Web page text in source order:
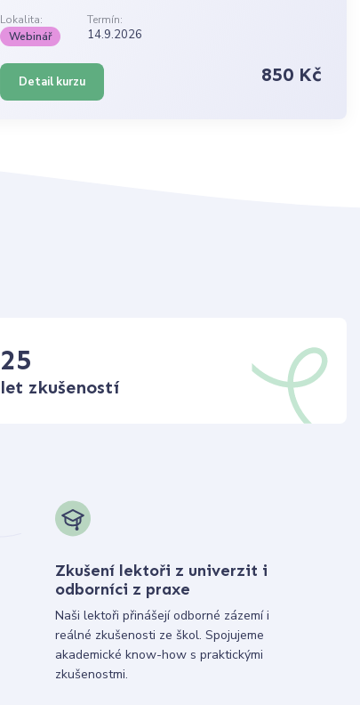
Lokalita:
Termín:
Webinář
14.9.2026
Detail kurzu 850 Kč
25
let zkušeností
Zkušení lektoři z univerzit i
odborníci z praxe
Naši lektoři přinášejí odborné zázemí i
reálné zkušenosti ze škol. Spojujeme
akademické know-how s praktickými
zkušenostmi.